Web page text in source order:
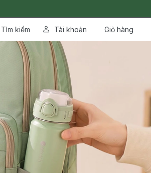
Tìm kiếm Tài khoản Giỏ hàng